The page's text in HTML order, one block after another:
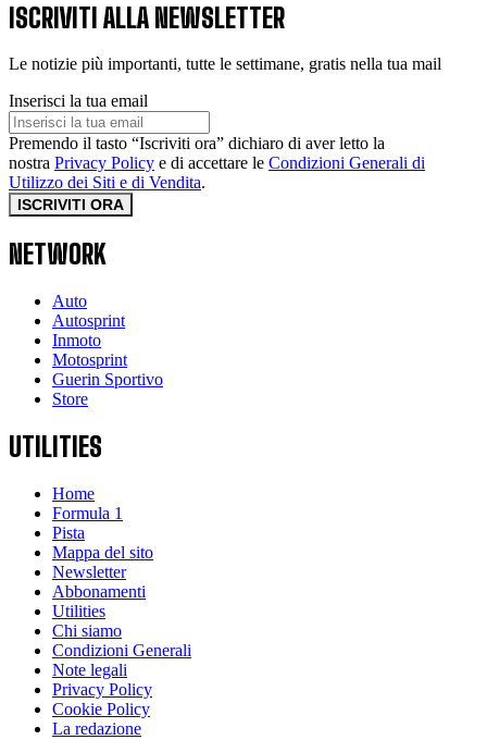
ISCRIVITI ALLA NEWSLETTER
Le notizie più importanti, tutte le settimane, gratis nella tua mail
Inserisci la tua email
Premendo il tasto “Iscriviti ora” dichiaro di aver letto la
nostra Privacy Policy e di accettare le Condizioni Generali di
Utilizzo dei Siti e di Vendita.
ISCRIVITI ORA
NETWORK
Auto
Autosprint
Inmoto
Motosprint
Guerin Sportivo
Store
UTILITIES
Home
Formula 1
Pista
Mappa del sito
Newsletter
Abbonamenti
Utilities
Chi siamo
Condizioni Generali
Note legali
Privacy Policy
Cookie Policy
La redazione